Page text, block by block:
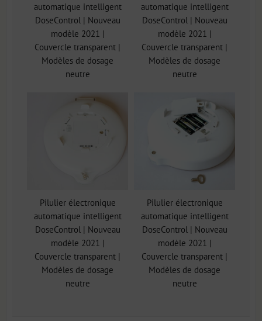
automatique intelligent
DoseControl | Nouveau
modèle 2021 |
Couvercle transparent |
Modèles de dosage
neutre
automatique intelligent
DoseControl | Nouveau
modèle 2021 |
Couvercle transparent |
Modèles de dosage
neutre
Pilulier électronique
automatique intelligent
DoseControl | Nouveau
modèle 2021 |
Couvercle transparent |
Modèles de dosage
neutre
Pilulier électronique
automatique intelligent
DoseControl | Nouveau
modèle 2021 |
Couvercle transparent |
Modèles de dosage
neutre